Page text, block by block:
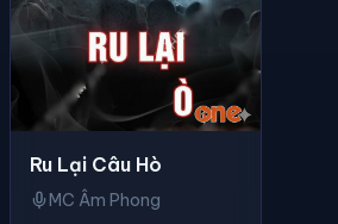
Ru Lại Câu Hò
MC Âm Phong